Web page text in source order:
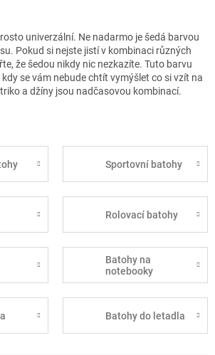
univerzální. Ne nadarmo je šedá barvou
Pokud si nejste jistí v kombinaci různých
že šedou nikdy nic nezkazíte. Tuto barvu
se vám nebude chtít vymýšlet co si vzít na
a džíny jsou nadčasovou kombinací.
Sportovní batohy
Rolovací batohy
Batohy na
notebooky
Batohy do letadla